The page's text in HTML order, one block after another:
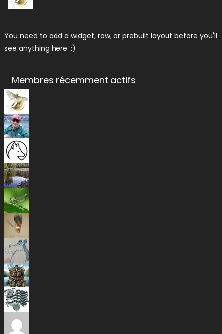
You need to add a widget, row, or prebuilt layout before you'll
see anything here. :)
Membres récemment actifs